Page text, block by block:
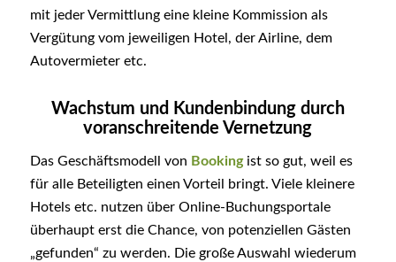
mit jeder Vermittlung eine kleine Kommission als
Vergütung vom jeweiligen Hotel, der Airline, dem
Autovermieter etc.
Wachstum und Kundenbindung durch
voranschreitende Vernetzung
Das Geschäftsmodell von Bookingist so gut, weil es
für alle Beteiligten einen Vorteil bringt. Viele kleinere
Hotels etc. nutzen über Online-Buchungsportale
überhaupt erst die Chance, von potenziellen Gästen
„gefunden“ zu werden. Die große Auswahl wiederum